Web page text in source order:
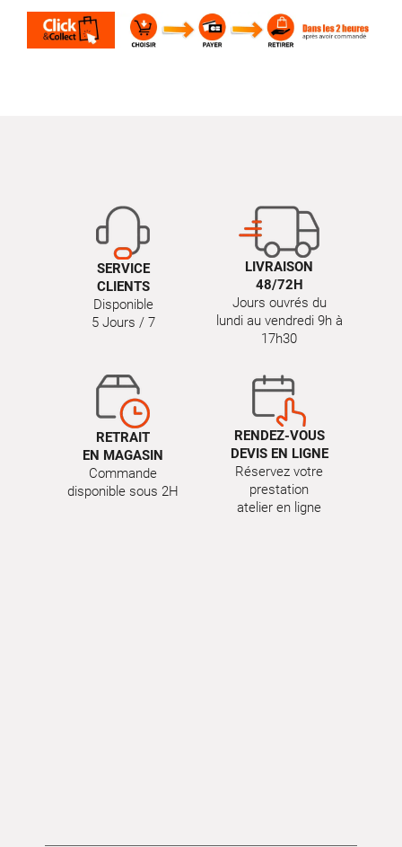
SERVICE
CLIENTS
Disponible
5 Jours / 7
LIVRAISON
48/72H
Jours ouvrés du
lundi au vendredi 9h à
17h30
RETRAIT
EN MAGASIN
Commande
disponible sous 2H
RENDEZ-VOUS
DEVIS EN LIGNE
Réservez votre
prestation
atelier en ligne